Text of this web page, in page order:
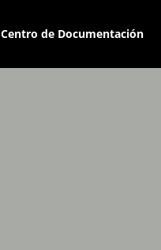
Centro de Documentación